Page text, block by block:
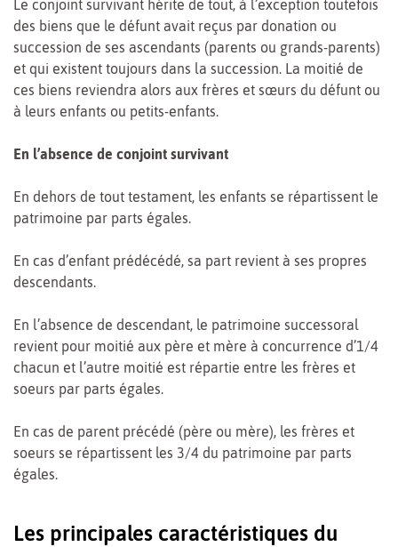
Le conjoint survivant hérite de tout, à l’exception toutefois
des biens que le défunt avait reçus par donation ou
succession de ses ascendants (parents ou grands-parents)
et qui existent toujours dans la succession. La moitié de
ces biens reviendra alors aux frères et sœurs du défunt ou
à leurs enfants ou petits-enfants.
En l’absence de conjoint survivant
En dehors de tout testament, les enfants se répartissent le
patrimoine par parts égales.
En cas d’enfant prédécédé, sa part revient à ses propres
descendants.
En l’absence de descendant, le patrimoine successoral
revient pour moitié aux père et mère à concurrence d’1/4
chacun et l’autre moitié est répartie entre les frères et
soeurs par parts égales.
En cas de parent précédé (père ou mère), les frères et
soeurs se répartissent les 3/4 du patrimoine par parts
égales.
Les principales caractéristiques du